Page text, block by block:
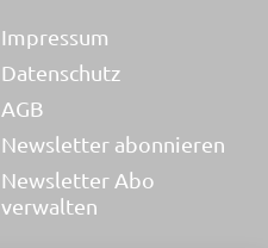
Impressum
Datenschutz
AGB
Newsletter abonnieren
Newsletter Abo
verwalten